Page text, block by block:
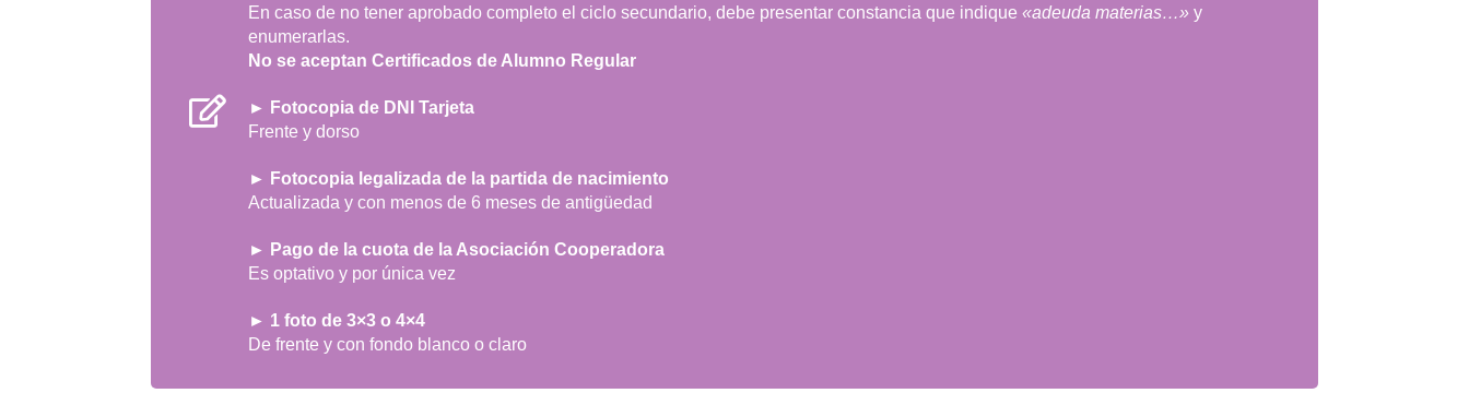
En caso de no tener aprobado completo el ciclo secundario, debe presentar constancia que indique «adeuda materias…» y
enumerarlas.
No se aceptan Certificados de Alumno Regular
► Fotocopia de DNI Tarjeta
Frente y dorso
► Fotocopia legalizada de la partida de nacimiento
Actualizada y con menos de 6 meses de antigüedad
► Pago de la cuota de la Asociación Cooperadora
Es optativo y por única vez
► 1 foto de 3×3 o 4×4
De frente y con fondo blanco o claro